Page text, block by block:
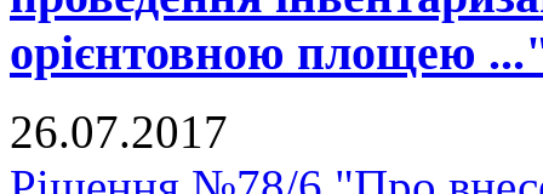
орієнтовною площею
26.07.2017